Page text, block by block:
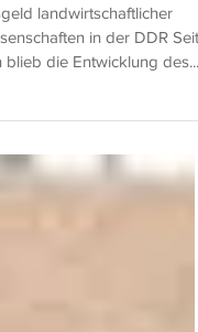
landwirtschaftlicher
in der DDR Seit